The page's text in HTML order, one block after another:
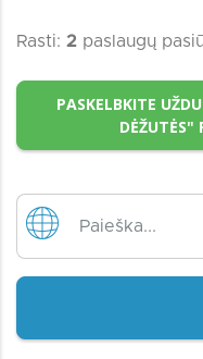
Rasti: 2 paslaugų
PASKELBKITE
DĖŽUTĖS"